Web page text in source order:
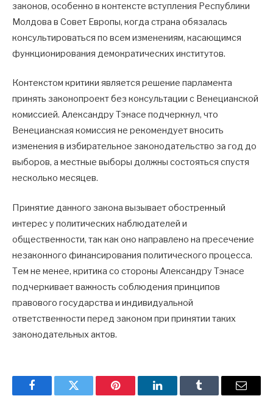
законов, особенно в контексте вступления Республики
Молдова в Совет Европы, когда страна обязалась
консультироваться по всем изменениям, касающимся
функционирования демократических институтов.
Контекстом критики является решение парламента
принять законопроект без консультации с Венецианской
комиссией. Александру Тэнасе подчеркнул, что
Венецианская комиссия не рекомендует вносить
изменения в избирательное законодательство за год до
выборов, а местные выборы должны состояться спустя
несколько месяцев.
Принятие данного закона вызывает обостренный
интерес у политических наблюдателей и
общественности, так как оно направлено на пресечение
незаконного финансирования политического процесса.
Тем не менее, критика со стороны Александру Тэнасе
подчеркивает важность соблюдения принципов
правового государства и индивидуальной
ответственности перед законом при принятии таких
законодательных актов.
FacebookTwitter Pinterest LinkedInTumblr Email